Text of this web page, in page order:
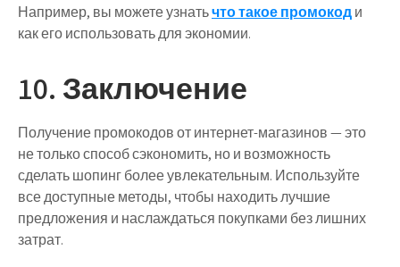
Например, вы можете узнатьчто такое промокоди
как его использовать для экономии.
10. Заключение
Получение промокодов от интернет-магазинов — это
не только способ сэкономить, но и возможность
сделать шопинг более увлекательным. Используйте
все доступные методы, чтобы находить лучшие
предложения и наслаждаться покупками без лишних
затрат.